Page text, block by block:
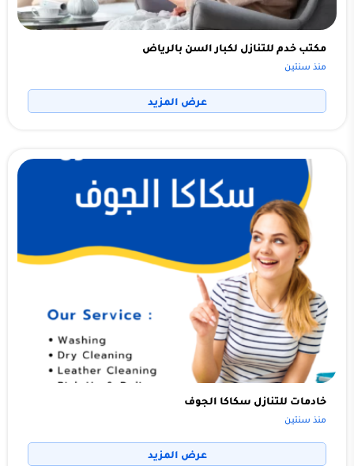
مكتب خدم للتنازل لكبار السن بالرياض
منذ سنتين
عرض المزيد
خادمات للتنازل سكاكا الجوف
منذ سنتين
عرض المزيد